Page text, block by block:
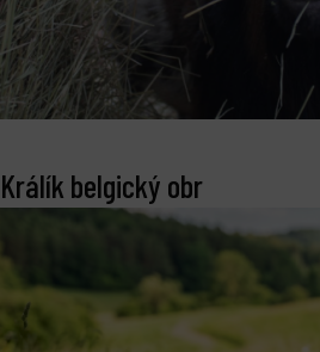
Králík belgický obr